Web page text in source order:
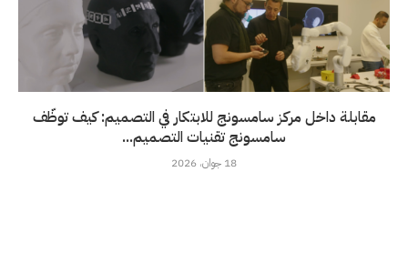
مقابلة داخل مركز سامسونج للابتكار في التصميم: كيف توظّف
سامسونج تقنيات التصميم...
18 جوان، 2026